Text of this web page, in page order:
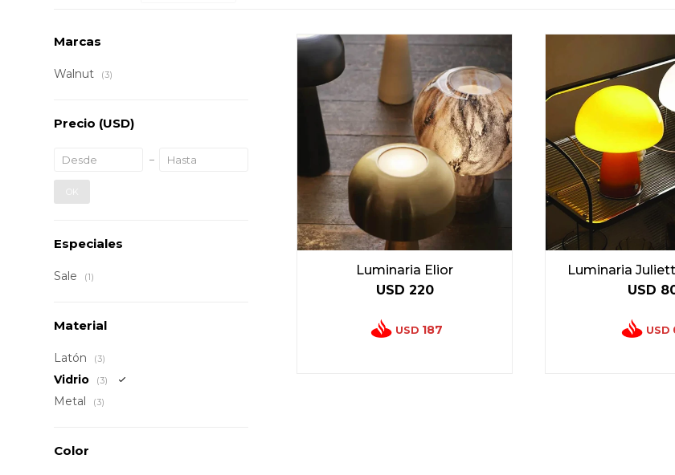
Luminaria Elior
USD 220
USD 187
Luminaria
USD
USD
Marcas
Walnut (3)
Precio (USD)
OK
Especiales
Sale (1)
Material
Latón (3)
Vidrio (3)
Metal (3)
Color